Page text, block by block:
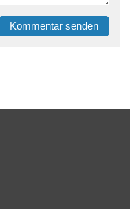
Kommentar senden